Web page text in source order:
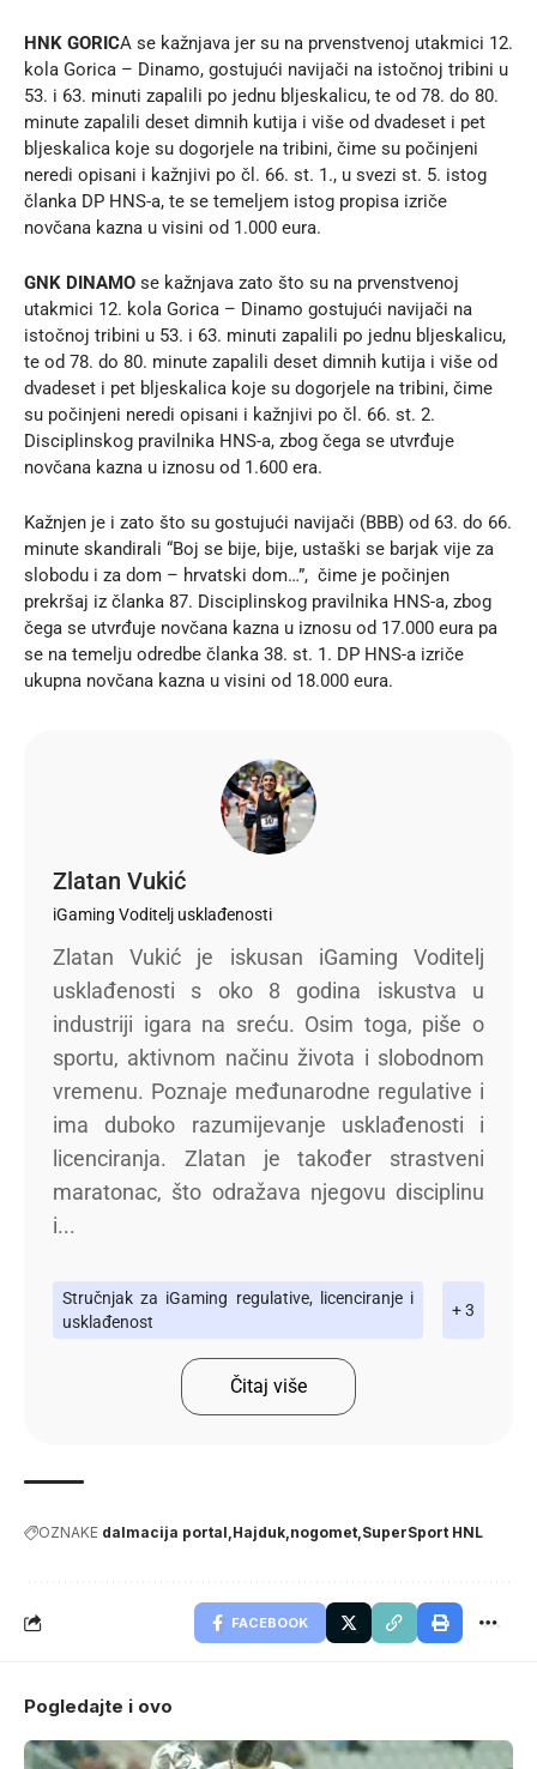
HNK GORICA se kažnjava jer su na prvenstvenoj utakmici 12.
kola Gorica – Dinamo, gostujući navijači na istočnoj tribini u
53. i 63. minuti zapalili po jednu bljeskalicu, te od 78. do 80.
minute zapalili deset dimnih kutija i više od dvadeset i pet
bljeskalica koje su dogorjele na tribini, čime su počinjeni
neredi opisani i kažnjivi po čl. 66. st. 1., u svezi st. 5. istog
članka DP HNS-a, te se temeljem istog propisa izriče
novčana kazna u visini od 1.000 eura.
GNK DINAMO se kažnjava zato što su na prvenstvenoj
utakmici 12. kola Gorica – Dinamo gostujući navijači na
istočnoj tribini u 53. i 63. minuti zapalili po jednu bljeskalicu,
te od 78. do 80. minute zapalili deset dimnih kutija i više od
dvadeset i pet bljeskalica koje su dogorjele na tribini, čime
su počinjeni neredi opisani i kažnjivi po čl. 66. st. 2.
Disciplinskog pravilnika HNS-a, zbog čega se utvrđuje
novčana kazna u iznosu od 1.600 era.
Kažnjen je i zato što su gostujući navijači (BBB) od 63. do 66.
minute skandirali “Boj se bije, bije, ustaški se barjak vije za
slobodu i za dom – hrvatski dom…”, čime je počinjen
prekršaj iz članka 87. Disciplinskog pravilnika HNS-a, zbog
čega se utvrđuje novčana kazna u iznosu od 17.000 eura pa
se na temelju odredbe članka 38. st. 1. DP HNS-a izriče
ukupna novčana kazna u visini od 18.000 eura.
Zlatan Vukić
iGaming Voditelj usklađenosti
Zlatan Vukić je iskusan iGaming Voditelj
usklađenosti s oko 8 godina iskustva u
industriji igara na sreću. Osim toga, piše o
sportu, aktivnom načinu života i slobodnom
vremenu. Poznaje međunarodne regulative i
ima duboko razumijevanje usklađenosti i
licenciranja. Zlatan je također strastveni
maratonac, što odražava njegovu disciplinu
i...
Stručnjak za iGaming regulative, licenciranje i
usklađenost
+ 3
Čitaj više
OZNAKE dalmacija portal Hajduk nogomet SuperSport HNL
FACEBOOK
Pogledajte i ovo